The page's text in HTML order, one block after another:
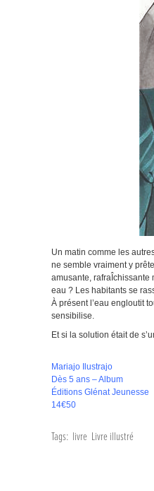
Un matin comme les
ne semble vraiment y
amusante, rafraÎchissante
eau ? Les habitants se
À présent l’eau engloutit
sensibilise.
Et si la solution était de
Mariajo Ilustrajo
Dès 5 ans – Album
Éditions Glénat Jeunesse
14€50
Tags: livre Livre illustré